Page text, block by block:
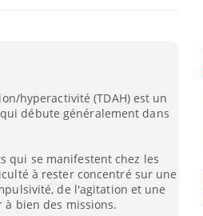
hyperactivité (TDAH) est un
débute généralement dans
qui se manifestent chez les
à rester concentré sur une
de l'agitation et une
bien des missions.
Cerveau : le mystère de la
"madeleine de Proust"
Intolérance au gluten : les
nouvelles
recommandations de la
HAS